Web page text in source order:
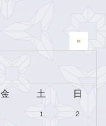
»
金 土 日
1 2